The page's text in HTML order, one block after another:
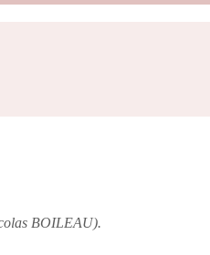
BOILEAU).